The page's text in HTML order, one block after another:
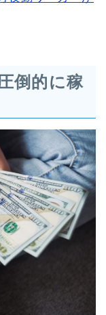
倒的に稼